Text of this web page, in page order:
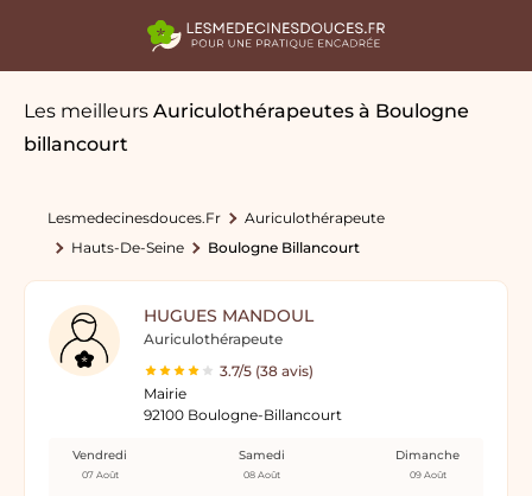
Les meilleurs Auriculothérapeutes à Boulogne
billancourt
Lesmedecinesdouces.fr
Auriculothérapeute
Hauts-De-Seine
Boulogne Billancourt
HUGUES MANDOUL
Auriculothérapeute
3.7/5 (38 avis)
Mairie
92100 Boulogne-Billancourt
Vendredi
07 Août
Samedi
08 Août
Dimanche
09 Août